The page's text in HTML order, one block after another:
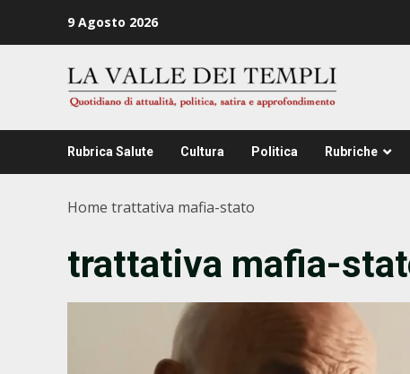
9 Agosto 2026
Rubrica Salute Cultura Politica Rubriche
Home trattativa mafia-stato
trattativa mafia-